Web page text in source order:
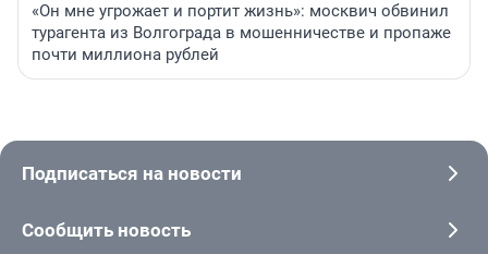
«Он мне угрожает и портит жизнь»: москвич обвинил
турагента из Волгограда в мошенничестве и пропаже
почти миллиона рублей
Подписаться на новости
Сообщить новость